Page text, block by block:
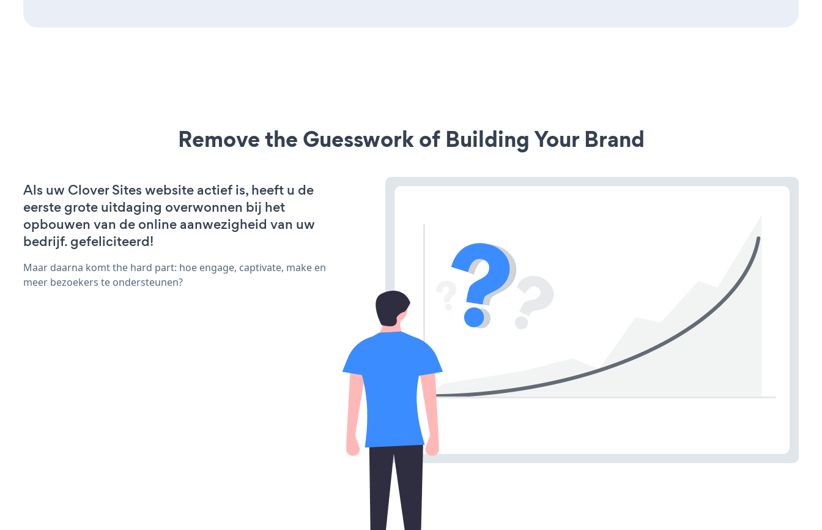
Remove the Guesswork of Building Your Brand
Als uw Clover Sites website actief is, heeft u de
eerste grote uitdaging overwonnen bij het
opbouwen van de online aanwezigheid van uw
bedrijf. gefeliciteerd!
Maar daarna komt the hard part: hoe engage, captivate, make en
meer bezoekers te ondersteunen?